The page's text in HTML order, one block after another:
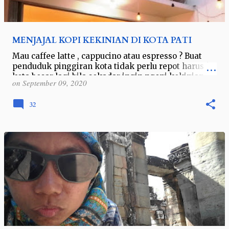
MENJAJAL KOPI KEKINIAN DI KOTA PATI
Mau caffee latte , cappucino atau espresso ? Buat
penduduk pinggiran kota tidak perlu repot harus ke
kota besar lagi bila sekadar ingin ngopi kekinian. Di
kota kecil Pati, contoh…
on September 09, 2020
32